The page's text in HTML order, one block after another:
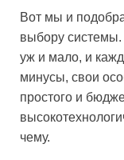
Вот мы и
выбору системы.
уж и мало, и
минусы, свои
простого и
чему.